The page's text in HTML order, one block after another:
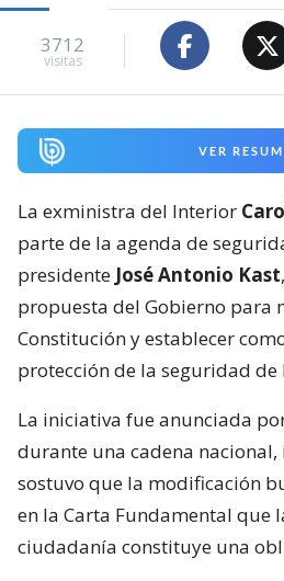
3712
visitas
VER
La exministra del Interior
parte de la agenda de
presidente José Antonio Kast
propuesta del Gobierno para
Constitución y establecer
protección de la seguridad de
La iniciativa fue anunciada
durante una cadena
sostuvo que la modificación
en la Carta Fundamental que
ciudadanía constituye una